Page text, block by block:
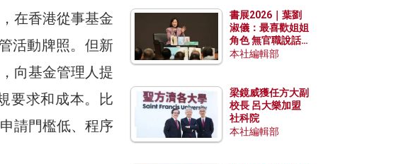
在香港從事基金
活動牌照。但新
向基金管理人提
要求和成本。比
請門檻低、程序
書展2026｜葉劉
淑儀：最喜歡姐姐
角色 無官職說話
包袱少
本社編輯部
梁鏡威獲任方大副
校長 呂大樂加盟
社科院
本社編輯部